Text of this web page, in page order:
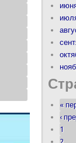
«
‹
1